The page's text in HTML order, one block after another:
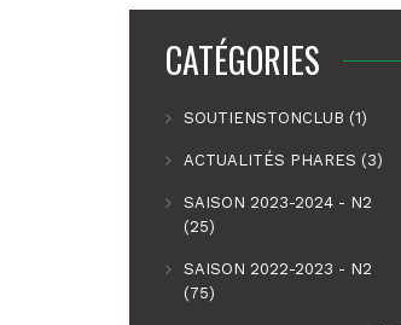
CATÉGORIES
SOUTIENSTONCLUB (1)
ACTUALITÉS PHARES (3)
SAISON 2023-2024 - N2
(25)
SAISON 2022-2023 - N2
(75)